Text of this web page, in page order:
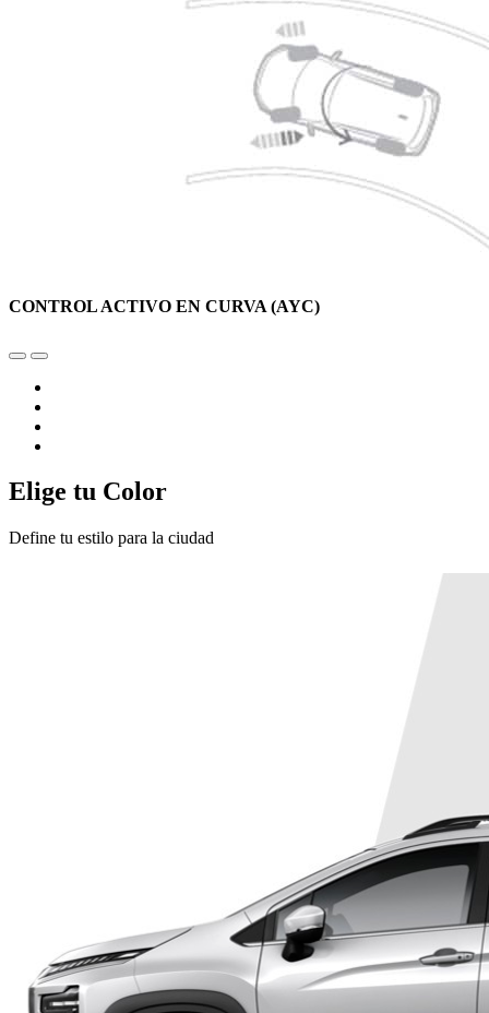
CONTROL ACTIVO EN CURVA (AYC)
Elige tu Color
Define tu estilo para la ciudad